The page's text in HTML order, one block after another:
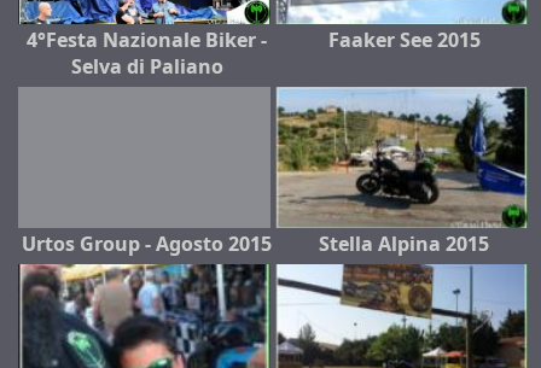
4°Festa Nazionale Biker -
Selva di Paliano
Faaker See 2015
Urtos Group - Agosto 2015 Stella Alpina 2015